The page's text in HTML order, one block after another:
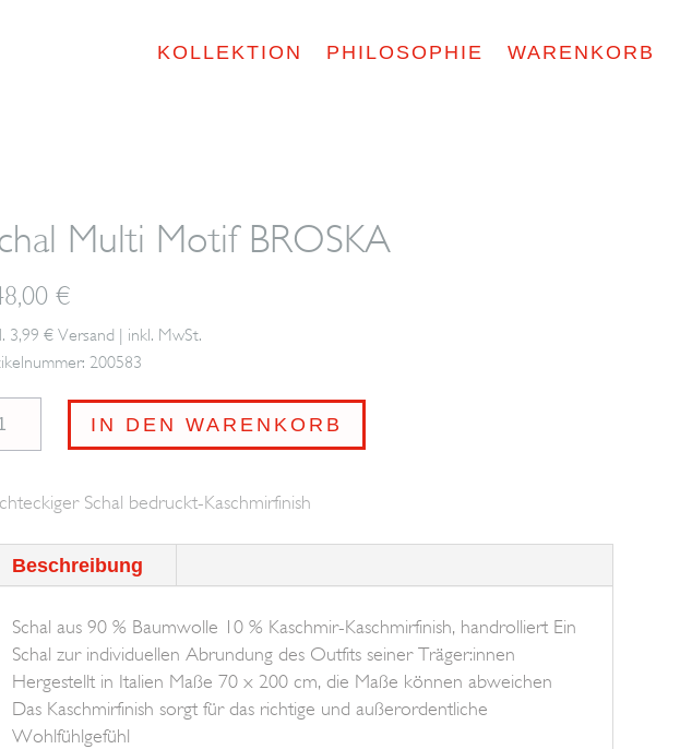
KOLLEKTION PHILOSOPHIE WARENKORB
Multi Motif BROSKA
€
3,99 € Versand | inkl. MwSt.
200583
IN DEN WARENKORB
Schal bedruckt-Kaschmirfinish
Beschreibung
Schal aus 90 % Baumwolle 10 % Kaschmir-Kaschmirfinish, handrolliert Ein
Schal zur individuellen Abrundung des Outfits seiner Träger:innen
Hergestellt in Italien Maße 70 x 200 cm, die Maße können abweichen
Das Kaschmirfinish sorgt für das richtige und außerordentliche
Wohlfühlgefühl